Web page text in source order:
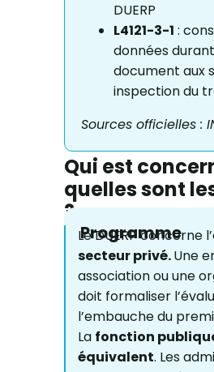
DUERP
L4121-3-1 :
données
document aux
inspection du
Sources officielles :
Qui est
quelles sont
?
Programme
Le DUERP concerne
secteur privé.Une
association ou une
doit formaliser
l’embauche du
La fonction
équivalent. Les